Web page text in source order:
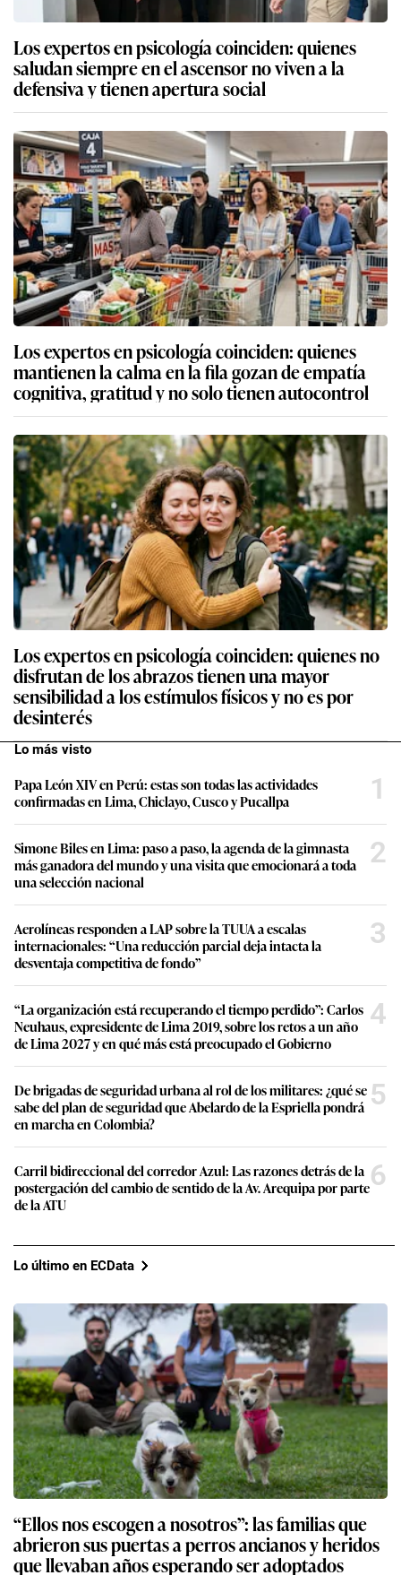
Los expertos en psicología coinciden: quienes
saludan siempre en el ascensor no viven a la
defensiva y tienen apertura social
Los expertos en psicología coinciden: quienes
mantienen la calma en la fila gozan de empatía
cognitiva, gratitud y no solo tienen autocontrol
Los expertos en psicología coinciden: quienes no
disfrutan de los abrazos tienen una mayor
sensibilidad a los estímulos físicos y no es por
desinterés
Lo más visto
Papa León XIV en Perú: estas son todas las actividades
confirmadas en Lima, Chiclayo, Cusco y Pucallpa
1
Simone Biles en Lima: paso a paso, la agenda de la gimnasta
más ganadora del mundo y una visita que emocionará a toda
una selección nacional
2
Aerolíneas responden a LAP sobre la TUUA a escalas
internacionales: “Una reducción parcial deja intacta la
desventaja competitiva de fondo”
3
“La organización está recuperando el tiempo perdido”: Carlos
Neuhaus, expresidente de Lima 2019, sobre los retos a un año
de Lima 2027 y en qué más está preocupado el Gobierno
4
De brigadas de seguridad urbana al rol de los militares: ¿qué se
sabe del plan de seguridad que Abelardo de la Espriella pondrá
en marcha en Colombia?
5
Carril bidireccional del corredor Azul: Las razones detrás de la
postergación del cambio de sentido de la Av. Arequipa por parte
de la ATU
6
Lo último en ECData
“Ellos nos escogen a nosotros”: las familias que
abrieron sus puertas a perros ancianos y heridos
que llevaban años esperando ser adoptados